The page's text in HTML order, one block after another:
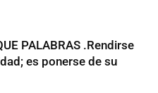
PALABRAS .Rendirse
es ponerse de su